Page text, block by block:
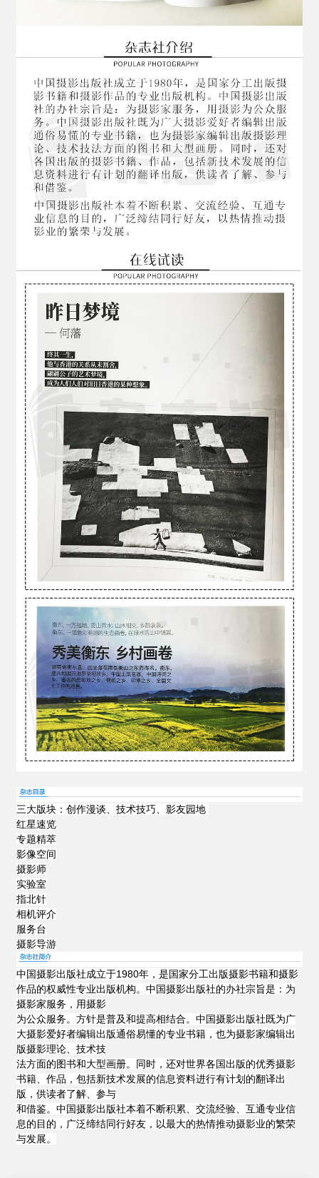
三大版块：创作漫谈、技术技巧、影友园地
红星速览
专题精萃
影像空间
摄影师
实验室
指北针
相机评介
服务台
摄影导游
中国摄影出版社成立于1980年，是国家分工出版摄影书籍和摄影
作品的权威性专业出版机构。中国摄影出版社的办社宗旨是：为
摄影家服务，用摄影
为公众服务。方针是普及和提高相结合。中国摄影出版社既为广
大摄影爱好者编辑出版通俗易懂的专业书籍，也为摄影家编辑出
版摄影理论、技术技
法方面的图书和大型画册。同时，还对世界各国出版的优秀摄影
书籍、作品，包括新技术发展的信息资料进行有计划的翻译出
版，供读者了解、参与
和借鉴。中国摄影出版社本着不断积累、交流经验、互通专业信
息的目的，广泛缔结同行好友，以最大的热情推动摄影业的繁荣
与发展。